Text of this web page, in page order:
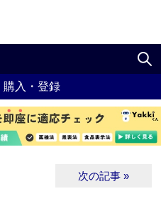
購入・登録
次の記事 »